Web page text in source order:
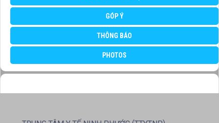
GÓP Ý
THÔNG BÁO
PHOTOS